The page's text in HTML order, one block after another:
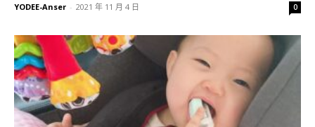
YODEE-Anser - 2021 年 11 月 4 日 0